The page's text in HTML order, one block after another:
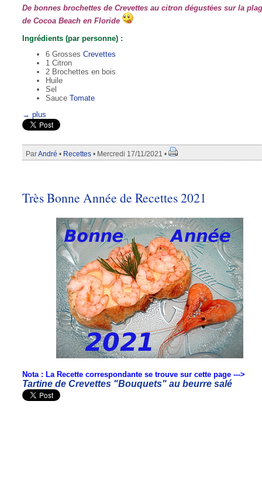
De bonnes brochettes de Crevettes au citron dégustées sur la
de Cocoa Beach en Floride
Ingrédients (par personne) :
6 Grosses Crevettes
1 Citron
2 Brochettes en bois
Huile
Sel
Sauce Tomate
→ plus
ParAndré • Recettes • Mercredi 17/11/2021 •
Très Bonne Année de Recettes 2021
Nota : La Recette correspondante se trouve sur cette page --->
Tartine de Crevettes "Bouquets" au beurre salé